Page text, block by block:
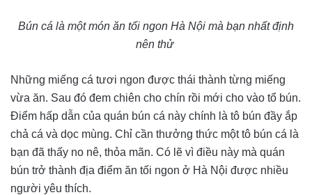
Bún cá là một món ăn tối ngon Hà Nội mà bạn nhất định
nên thử
Những miếng cá tươi ngon được thái thành từng miếng
vừa ăn. Sau đó đem chiên cho chín rồi mới cho vào tổ bún.
Điểm hấp dẫn của quán bún cá này chính là tô bún đầy ắp
chả cá và dọc mùng. Chỉ cần thưởng thức một tô bún cá là
bạn đã thấy no nê, thỏa mãn. Có lẽ vì điều này mà quán
bún trở thành địa điểm ăn tối ngon ở Hà Nội được nhiều
người yêu thích.